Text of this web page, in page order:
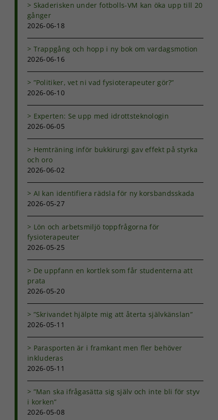
Skaderisken under fotbolls-VM kan öka upp till 20
gånger
2026-06-18
Trappgång och hopp i ny bok om vardagsmotion
2026-06-16
”Politiker, vet ni vad fysioterapeuter gör?”
2026-06-10
Experten: Se upp med idrottsteknologin
2026-06-05
Hemträning inför bukkirurgi gav effekt på styrka
och oro
2026-06-02
AI kan identifiera rädsla för ny korsbandsskada
2026-05-27
Lön och arbetsmiljö toppfrågorna för
fysioterapeuter
2026-05-25
De uppfann en kortlek som får studenterna att
prata
2026-05-20
”Skrivandet hjälpte mig att återta självkänslan”
2026-05-11
Parasporten är i framkant men fler behöver
inkluderas
2026-05-11
”Man ska ifrågasätta sig själv och inte bli för styv
i korken”
2026-05-08
hemsidans
uppbyggnad,
baserat på
används.
Upplevelse
För att vår
möjligt under
kakorna
kommer viss
att försvinna
från
Marknadsföring
beteende när du
surfar ökar du
och erbjudanden.